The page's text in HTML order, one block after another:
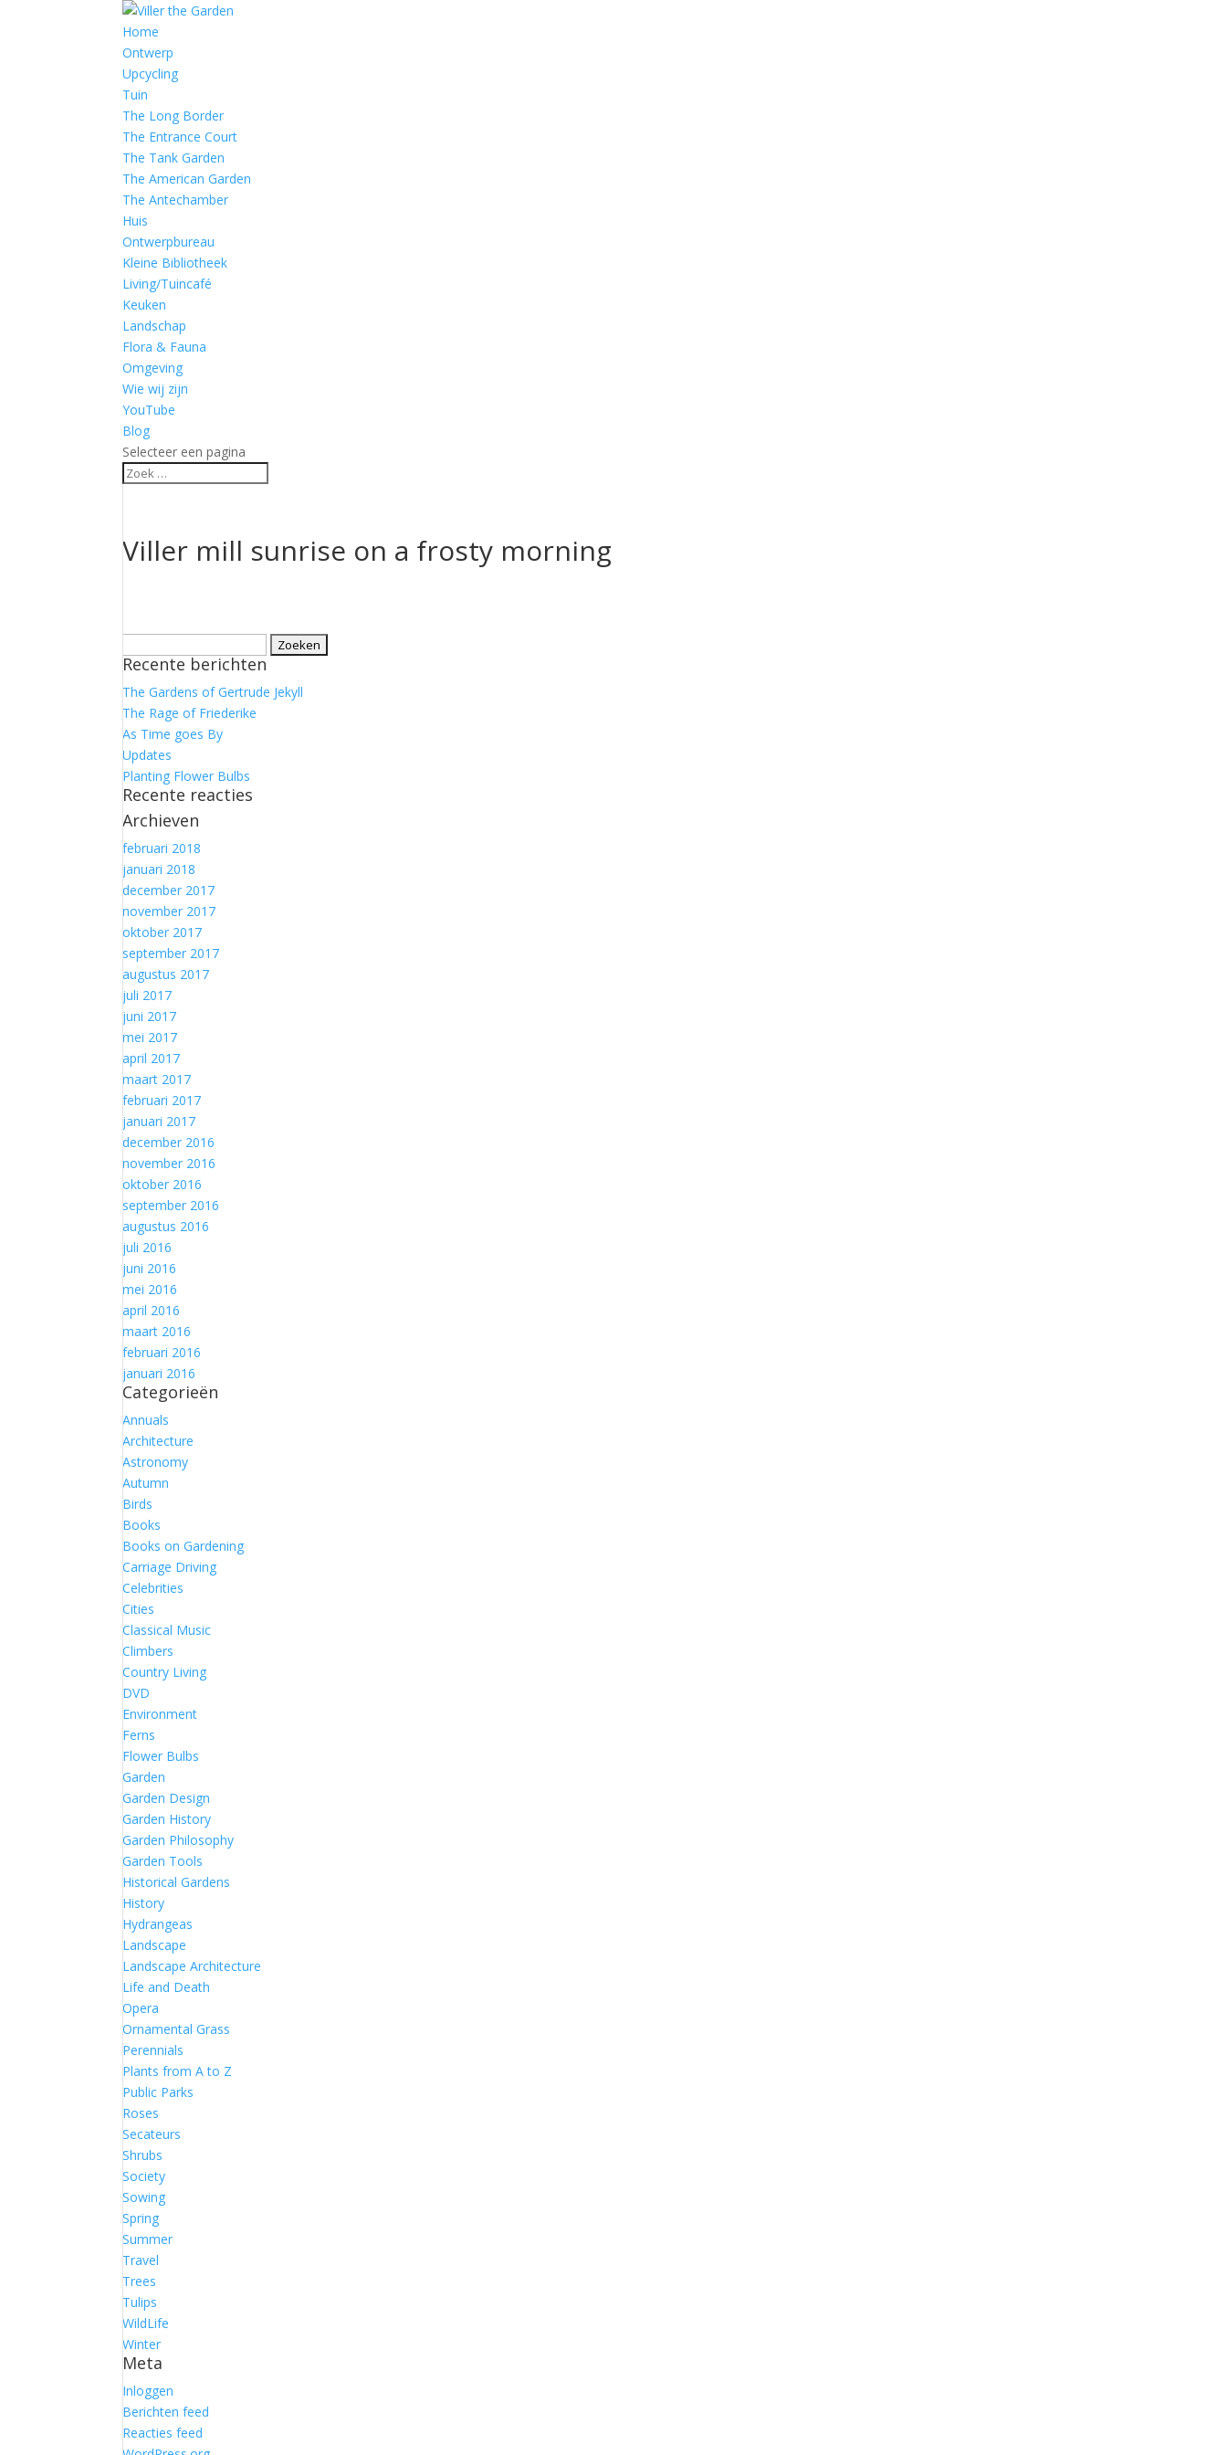
Home
Ontwerp
Upcycling
Tuin
The Long Border
The Entrance Court
The Tank Garden
The American Garden
The Antechamber
Huis
Ontwerpbureau
Kleine Bibliotheek
Living/Tuincafé
Keuken
Landschap
Flora & Fauna
Omgeving
Wie wij zijn
YouTube
Blog
Selecteer een pagina
Viller mill sunrise on a frosty morning
naar:
Recente berichten
The Gardens of Gertrude Jekyll
The Rage of Friederike
As Time goes By
Updates
Planting Flower Bulbs
Recente reacties
Archieven
februari 2018
januari 2018
december 2017
november 2017
oktober 2017
september 2017
augustus 2017
juli 2017
juni 2017
mei 2017
april 2017
maart 2017
februari 2017
januari 2017
december 2016
november 2016
oktober 2016
september 2016
augustus 2016
juli 2016
juni 2016
mei 2016
april 2016
maart 2016
februari 2016
januari 2016
Categorieën
Annuals
Architecture
Astronomy
Autumn
Birds
Books
Books on Gardening
Carriage Driving
Celebrities
Cities
Classical Music
Climbers
Country Living
DVD
Environment
Ferns
Flower Bulbs
Garden
Garden Design
Garden History
Garden Philosophy
Garden Tools
Historical Gardens
History
Hydrangeas
Landscape
Landscape Architecture
Life and Death
Opera
Ornamental Grass
Perennials
Plants from A to Z
Public Parks
Roses
Secateurs
Shrubs
Society
Sowing
Spring
Summer
Travel
Trees
Tulips
WildLife
Winter
Meta
Inloggen
Berichten feed
Reacties feed